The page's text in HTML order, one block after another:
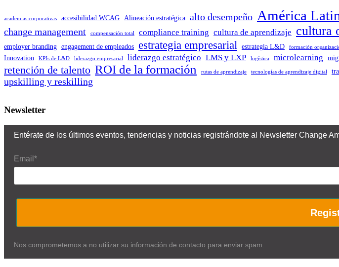
academias corporativas accesibilidad WCAG Alineación estratégica alto desempeño América
change management compensación total compliance training cultura de aprendizaje cultura
employer branding engagement de empleados estrategia empresarial estrategia L&D formación
Innovation KPIs de L&D liderazgo empresarial liderazgo estratégico LMS y LXP logística microlearning
retención de talento ROI de la formación rutas de aprendizaje tecnologías de aprendizaje digital
upskilling y reskilling
Newsletter
Entérate de los últimos eventos, tendencias y noticias registrándote al Newsletter Change
Email*
Nos comprometemos a no utilizar su información de contacto para enviar spam.